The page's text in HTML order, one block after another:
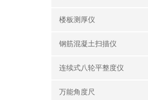
楼板测厚仪
钢筋混凝土扫描仪
连续式八轮平整度仪
万能角度尺